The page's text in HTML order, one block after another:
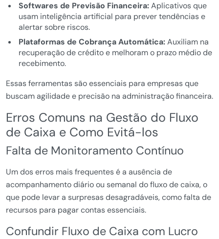
Softwares de Previsão Financeira:Aplicativos que
usam inteligência artificial para prever tendências e
alertar sobre riscos.
Plataformas de Cobrança Automática:Auxiliam na
recuperação de crédito e melhoram o prazo médio de
recebimento.
Essas ferramentas são essenciais para empresas que
buscam agilidade e precisão na administração financeira.
Erros Comuns na Gestão do Fluxo
de Caixa e Como Evitá-los
Falta de Monitoramento Contínuo
Um dos erros mais frequentes é a ausência de
acompanhamento diário ou semanal do fluxo de caixa, o
que pode levar a surpresas desagradáveis, como falta de
recursos para pagar contas essenciais.
Confundir Fluxo de Caixa com Lucro